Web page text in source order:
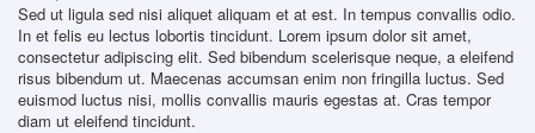
Sed ut ligula sed nisi aliquet aliquam et at est. In tempus convallis odio.
In et felis eu lectus lobortis tincidunt. Lorem ipsum dolor sit amet,
consectetur adipiscing elit. Sed bibendum scelerisque neque, a eleifend
risus bibendum ut. Maecenas accumsan enim non fringilla luctus. Sed
euismod luctus nisi, mollis convallis mauris egestas at. Cras tempor
diam ut eleifend tincidunt.